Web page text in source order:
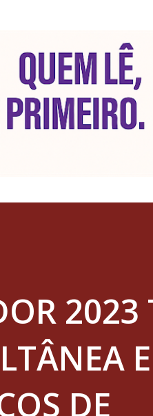
2023
DE